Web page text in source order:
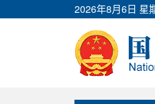
2026年8月6日 星